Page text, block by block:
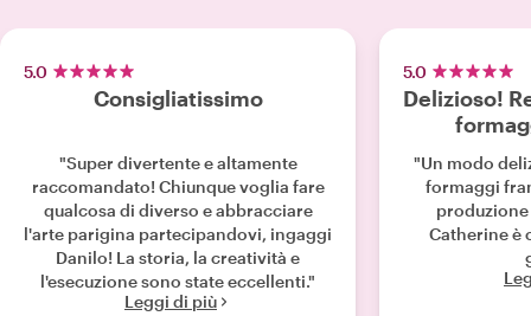
5.0
Consigliatissimo
"Super divertente e altamente
raccomandato! Chiunque voglia fare
qualcosa di diverso e abbracciare
l'arte parigina partecipandovi, ingaggi
Danilo! La storia, la creatività e
l'esecuzione sono state eccellenti."
Leggi di più
5.0
Delizioso!
"Un modo
formaggi
Catherine è